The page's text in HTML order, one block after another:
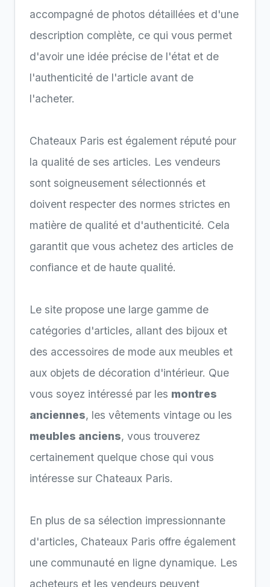
accompagné de photos détaillées et d'une
description complète, ce qui vous permet
d'avoir une idée précise de l'état et de
l'authenticité de l'article avant de
l'acheter.
Chateaux Paris est également réputé pour
la qualité de ses articles. Les vendeurs
sont soigneusement sélectionnés et
doivent respecter des normes strictes en
matière de qualité et d'authenticité. Cela
garantit que vous achetez des articles de
confiance et de haute qualité.
Le site propose une large gamme de
catégories d'articles, allant des bijoux et
des accessoires de mode aux meubles et
aux objets de décoration d'intérieur. Que
vous soyez intéressé par les montres
anciennes, les vêtements vintage ou les
meubles anciens, vous trouverez
certainement quelque chose qui vous
intéresse sur Chateaux Paris.
En plus de sa sélection impressionnante
d'articles, Chateaux Paris offre également
une communauté en ligne dynamique. Les
acheteurs et les vendeurs peuvent